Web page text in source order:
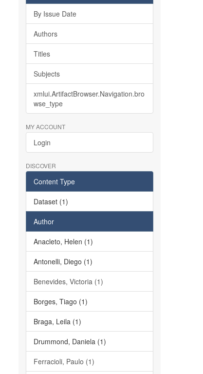
By Issue Date
Authors
Titles
Subjects
xmlui.ArtifactBrowser.Navigation.bro
wse_type
MY ACCOUNT
Login
DISCOVER
Content Type
Dataset (1)
Author
Anacleto, Helen (1)
Antonelli, Diego (1)
Benevides, Victoria (1)
Borges, Tiago (1)
Braga, Leila (1)
Drummond, Daniela (1)
Ferracioli, Paulo (1)